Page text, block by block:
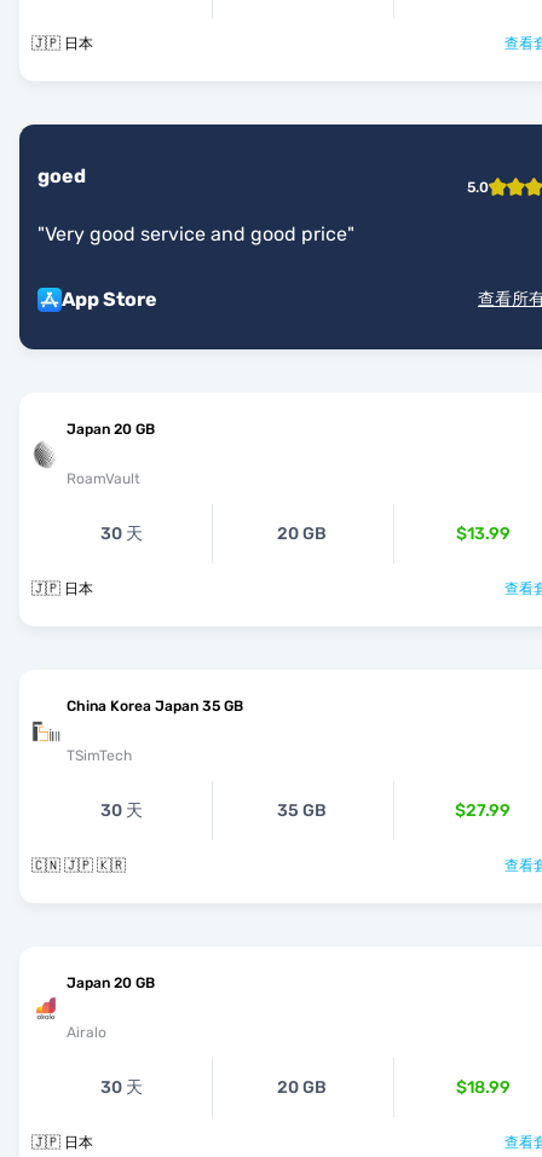
🇯🇵 日本 查看
goed 5.0
"Very good service and good price"
App Store 查看所
Japan 20 GB
RoamVault
30 天 20 GB $13.99
🇯🇵 日本 查看
China Korea Japan 35 GB
TSimTech
30 天 35 GB $27.99
🇨🇳 🇯🇵 🇰🇷 查看
Japan 20 GB
Airalo
30 天 20 GB $18.99
🇯🇵 日本 查看